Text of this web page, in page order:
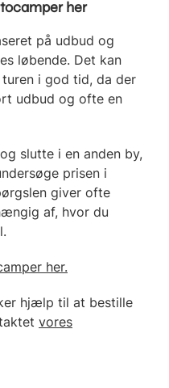
her
på udbud og
løbende. Det kan
i god tid, da der
udbud og ofte en
slutte i en anden by,
prisen i
giver ofte
af, hvor du
her.
hjælp til at bestille
vores